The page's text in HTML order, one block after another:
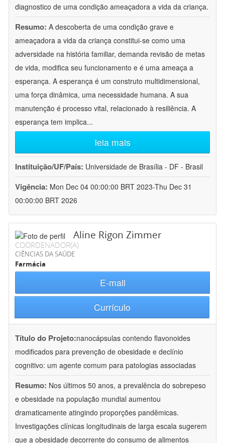
diagnostico de uma condição ameaçadora a vida da criança.
Resumo: A descoberta de uma condição grave e
ameaçadora a vida da criança constitui-se como uma
adversidade na história familiar, demanda revisão de metas
de vida, modifica seu funcionamento e é uma ameaça a
esperança. A esperança é um construto multidimensional,
uma força dinâmica, uma necessidade humana. A sua
manutenção é processo vital, relacionado à resiliência. A
esperança tem implica...
leia mais
Instituição/UF/País: Universidade de Brasília - DF - Brasil
Vigência: Mon Dec 04 00:00:00 BRT 2023-Thu Dec 31
00:00:00 BRT 2026
Aline Rigon Zimmer
COORDENADOR(A)
CIÊNCIAS DA SAÚDE
Farmácia
E-mail
Currículo
Título do Projeto:nanocápsulas contendo flavonoides
modificados para prevenção de obesidade e declínio
cognitivo: um agente comum para patologias associadas
Resumo: Nos últimos 50 anos, a prevalência do sobrepeso
e obesidade na população mundial aumentou
dramaticamente atingindo proporções pandêmicas.
Investigações clínicas longitudinais de larga escala sugerem
que a obesidade decorrente do consumo de alimentos